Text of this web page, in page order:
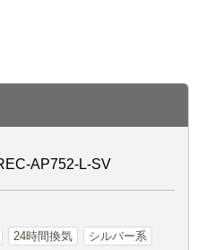
AP752-L-SV
24時間換気 シルバー系